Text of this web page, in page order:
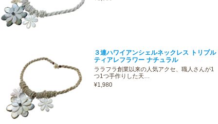
３連ハワイアンシェルネックレス トリプル
ティアレフラワー ナチュラル
ララフラ創業以来の人気アクセ、職人さんが1
つ1つ手作りした天…
¥1,980